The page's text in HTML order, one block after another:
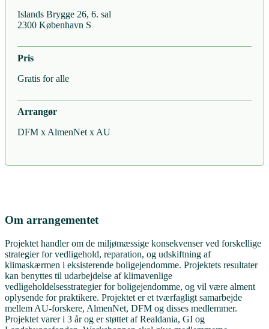
Om arrangementet
Projektet handler om de miljømæssige konsekvenser ved forskellige
strategier for vedligehold, reparation, og udskiftning af
klimaskærmen i eksisterende boligejendomme. Projektets resultater
kan benyttes til udarbejdelse af klimavenlige
vedligeholdelsesstrategier for boligejendomme, og vil være alment
oplysende for praktikere. Projektet er et tværfagligt samarbejde
mellem AU-forskere, AlmenNet, DFM og disses medlemmer.
Projektet varer i 3 år og er støttet af Realdania, GI og
Islands Brygge 26, 6. sal
2300 København S
Pris
Gratis for alle
Arrangør
DFM x AlmenNet x AU